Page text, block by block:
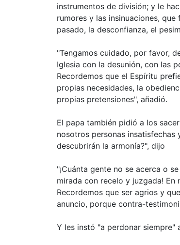
instrumentos de división; y le
rumores y las insinuaciones,
pasado, la desconfianza, el
"Tengamos cuidado, por favor,
Iglesia con la desunión, con las
Recordemos que el Espíritu
propias necesidades, la
propias pretensiones", añadió.
El papa también pidió a los
nosotros personas
descubrirán la armonía?", dijo
"¡Cuánta gente no se acerca o
mirada con recelo y juzgada! En
Recordemos que ser agrios y
anuncio, porque contra-
Y les instó "a perdonar